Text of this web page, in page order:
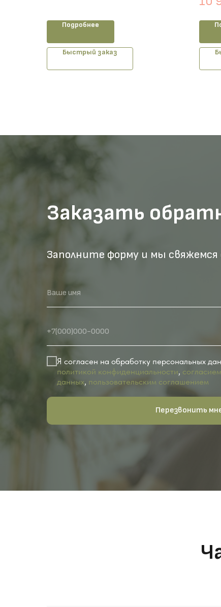
Подробнее
Быстрый заказ
Заказать
Заполните форму и мы
Ваше имя
+7(000)000-0000
Я согласен на обработку персональных
политикой конфиденциальности,
данных, пользовательским соглашением
Перезвонить